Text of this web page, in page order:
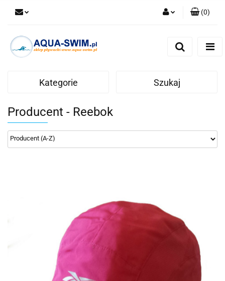
(0)
Kategorie Szukaj
Producent - Reebok